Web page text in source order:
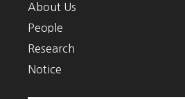
About Us
People
Research
Notice